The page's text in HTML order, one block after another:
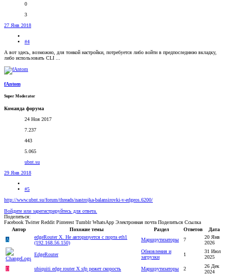
0
3
27 Янв 2018
#4
А вот здесь, возможно, для тонкой настройки, потребуется либо войти в предпоследнюю вкладку,
либо использовать CLI ...
fAntom
Super Moderator
Команда форума
24 Ноя 2017
7.237
443
5.065
ubnt.su
29 Янв 2018
#5
http://www.ubnt.su/forum/threads/nastrojka-balansirovki-v-edgeos.6200/
Войдите или зарегистрируйтесь для ответа.
Поделиться:
Facebook Twitter Reddit Pinterest Tumblr WhatsApp Электронная почта Поделиться Ссылка
Автор
Похожие темы Раздел Ответов
Дата
A
edgeRouter X. Не авторизуется с порта eth1
(192.168.56.150)
Маршрутизаторы 7
20 Янв
2026
EdgeRouter
Обновления и
загрузки
1
31 Июл
2025
D ubiquiti edge router X sfp режет скорость Маршрутизаторы 2
26 Дек
2024